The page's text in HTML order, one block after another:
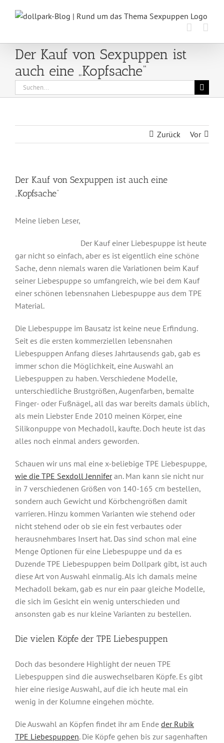
Inhalt
Der Kauf von Sexpuppen ist
auch eine „Kopfsache“
Suche
nach:
Zurück Vor
Der Kauf von Sexpuppen ist auch eine
„Kopfsache“
Meine lieben Leser,
Der Kauf einer Liebespuppe ist heute
gar nicht so einfach, aber es ist eigentlich eine schöne
Sache, denn niemals waren die Variationen beim Kauf
seiner Liebespuppe so umfangreich, wie bei dem Kauf
einer schönen lebensnahen Liebespuppe aus dem TPE
Material.
Die Liebespuppe im Bausatz ist keine neue Erfindung.
Seit es die ersten kommerziellen lebensnahen
Liebespuppen Anfang dieses Jahrtausends gab, gab es
immer schon die Möglichkeit, eine Auswahl an
Liebespuppen zu haben. Verschiedene Modelle,
unterschiedliche Brustgrößen, Augenfarben, bemalte
Finger- oder Fußnägel, all das war bereits damals üblich,
als mein Liebster Ende 2010 meinen Körper, eine
Silikonpuppe von Mechadoll, kaufte. Doch heute ist das
alles noch einmal anders geworden.
Schauen wir uns mal eine x-beliebige TPE Liebespuppe,
wie die TPE Sexdoll Jenniferan. Man kann sie nicht nur
in 7 verschiedenen Größen von 140-165 cm bestellen,
sondern auch Gewicht und Körbchengrößen damit
varrieren. Hinzu kommen Varianten wie stehend oder
nicht stehend oder ob sie ein fest verbautes oder
herausnehmbares Insert hat. Das sind schon mal eine
Menge Optionen für eine Liebespuppe und da es
Duzende TPE Liebespuppen beim Dollpark gibt, ist auch
diese Art von Auswahl einmalig. Als ich damals meine
Mechadoll bekam, gab es nur ein paar gleiche Modelle,
die sich im Gesicht ein wenig unterschieden und
ansonsten gab es nur kleine Varianten zu bestellen.
Die vielen Köpfe der TPE Liebespuppen
Doch das besondere Highlight der neuen TPE
Liebespuppen sind die auswechselbaren Köpfe. Es gibt
hier eine riesige Auswahl, auf die ich heute mal ein
wenig in der Kolumne eingehen möchte.
Die Auswahl an Köpfen findet ihr am Ende der Rubik
TPE Liebespuppen. Die Köpfe gehen bis zur sagenhaften